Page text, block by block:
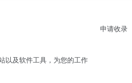
以及软件工具，为您的工作
申请收录